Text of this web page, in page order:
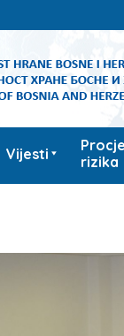
Vijesti
rizika